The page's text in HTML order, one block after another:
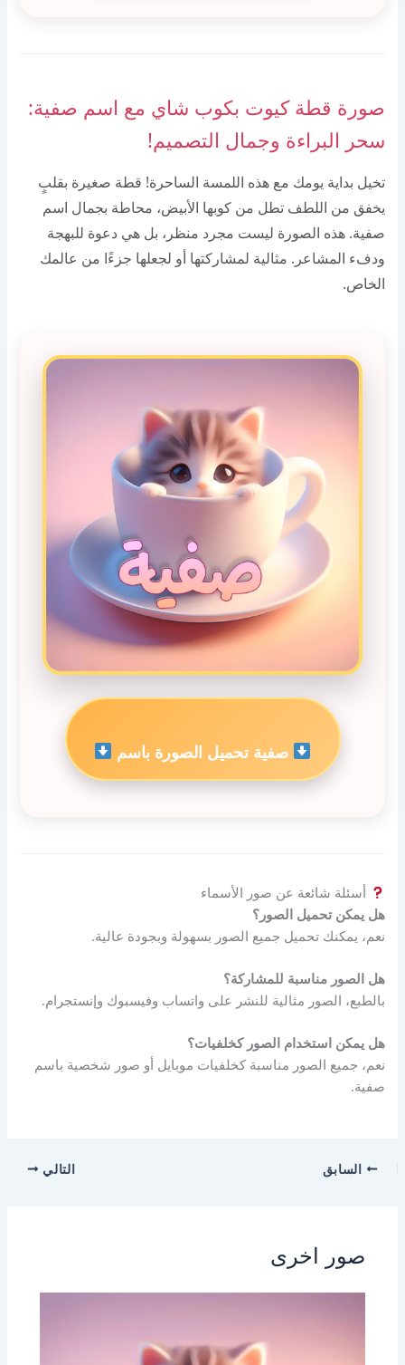
صورة قطة كيوت بكوب شاي مع اسم صفية:
سحر البراءة وجمال التصميم!
تخيل بداية يومك مع هذه اللمسة الساحرة! قطة صغيرة بقلبٍ
يخفق من اللطف تطل من كوبها الأبيض، محاطة بجمال اسم
صفية. هذه الصورة ليست مجرد منظر، بل هي دعوة للبهجة
ودفء المشاعر. مثالية لمشاركتها أو لجعلها جزءًا من عالمك
الخاص.
صفية تحميل الصورة باسم
أسئلة شائعة عن صور الأسماء
هل يمكن تحميل الصور؟
نعم، يمكنك تحميل جميع الصور بسهولة وبجودة عالية.
هل الصور مناسبة للمشاركة؟
بالطبع، الصور مثالية للنشر على واتساب وفيسبوك وإنستجرام.
هل يمكن استخدام الصور كخلفيات؟
نعم، جميع الصور مناسبة كخلفيات موبايل أو صور شخصية باسم
صفية.
السابق التالي
صور اخرى